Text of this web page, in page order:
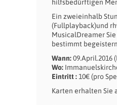
hilfsbedürftigen
Ein zweieinhalb
(Fullplayback)und
MusicalDreamer
bestimmt
Wann:09.April.2016
Wo:
Eintritt : 10€ (pro
Karten erhalten Sie